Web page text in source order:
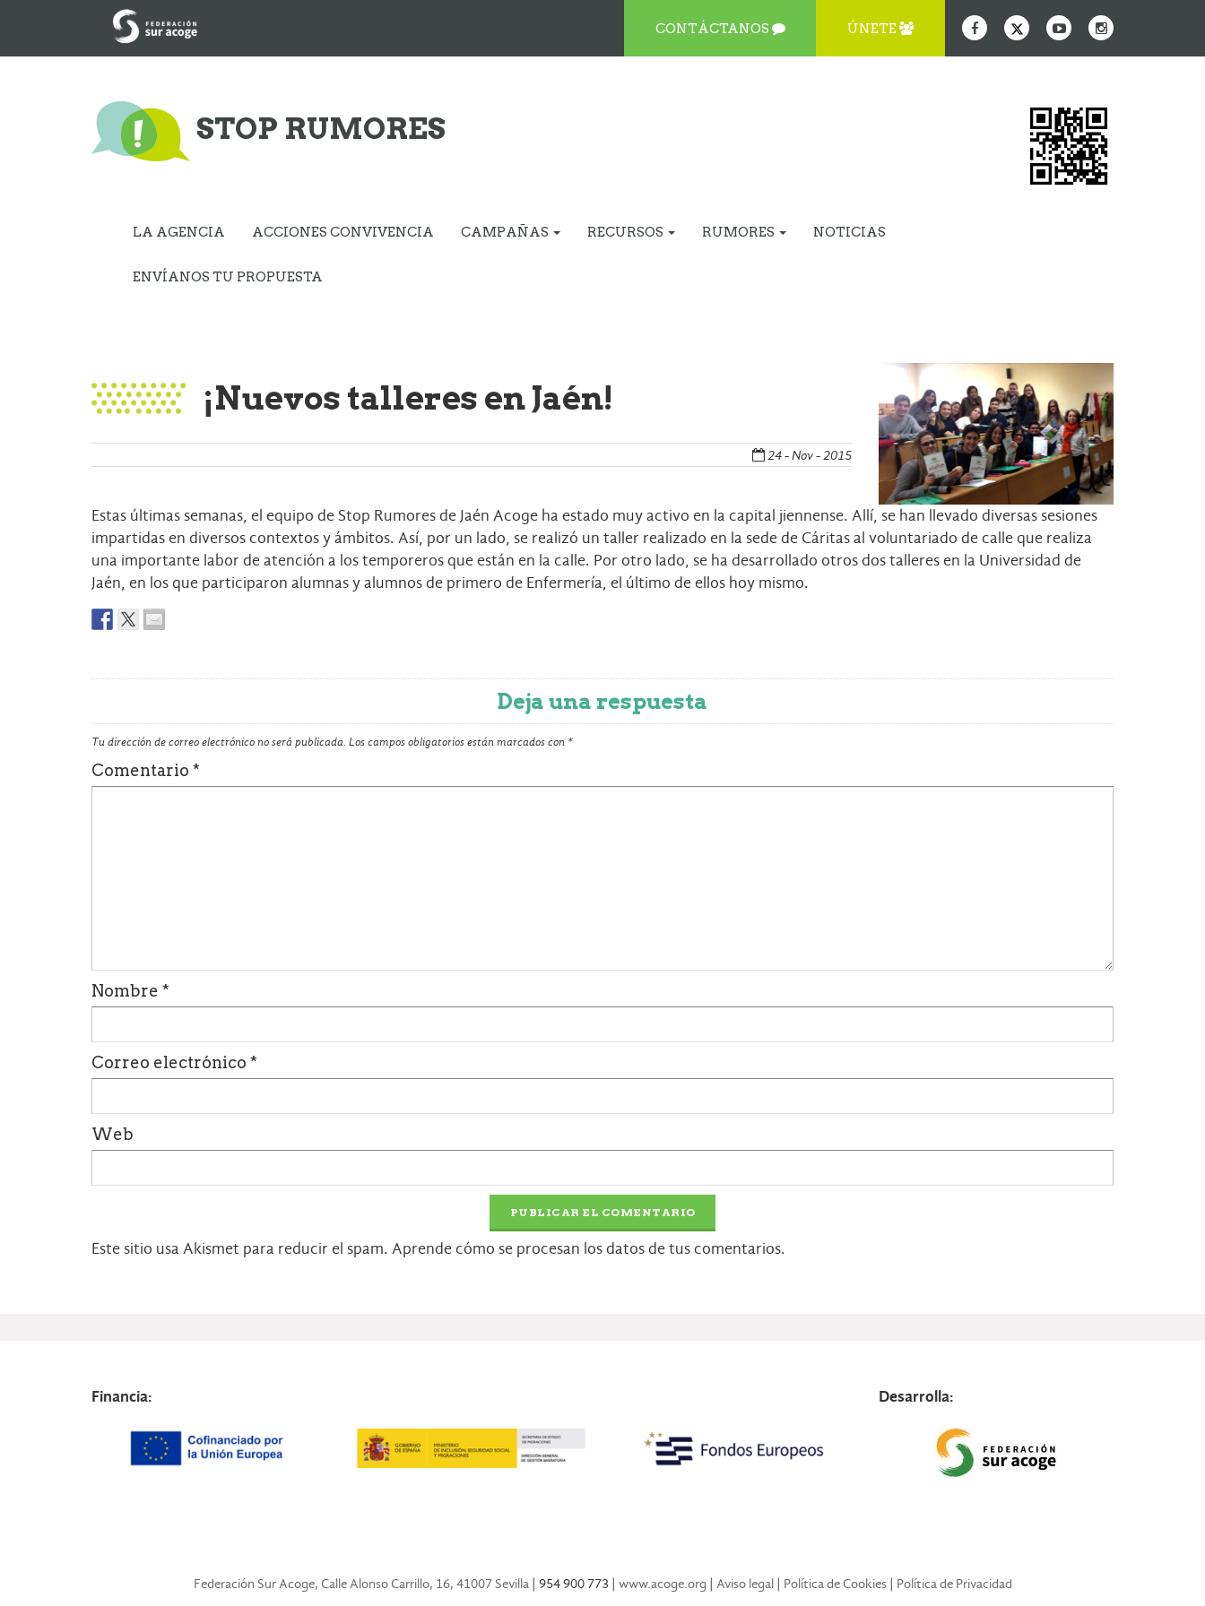
CONTÁCTANOS ÚNETE
STOP RUMORES
LA AGENCIA ACCIONES CONVIVENCIA CAMPAÑAS RECURSOS RUMORES NOTICIAS
ENVÍANOS TU PROPUESTA
¡Nuevos talleres en Jaén!
24 - Nov - 2015
Estas últimas semanas, el equipo de Stop Rumores de Jaén Acoge ha estado muy activo en la capital jiennense. Allí, se han llevado diversas sesiones
impartidas en diversos contextos y ámbitos. Así, por un lado, se realizó un taller realizado en la sede de Cáritas al voluntariado de calle que realiza
una importante labor de atención a los temporeros que están en la calle. Por otro lado, se ha desarrollado otros dos talleres en la Universidad de
Jaén, en los que participaron alumnas y alumnos de primero de Enfermería, el último de ellos hoy mismo.
Deja una respuesta
Tu dirección de correo electrónico no será publicada. Los campos obligatorios están marcados con *
Comentario *
Nombre *
Correo electrónico *
Web
Este sitio usa Akismet para reducir el spam. Aprende cómo se procesan los datos de tus comentarios.
Financia: Desarrolla:
Federación Sur Acoge, Calle Alonso Carrillo, 16, 41007 Sevilla| 954 900 773 | www.acoge.org | Aviso legal| Política de Cookies| Política de Privacidad